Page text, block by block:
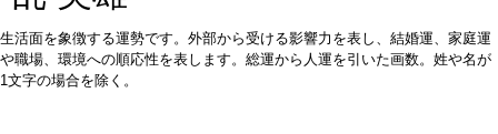
生活面を象徴する運勢です。外部から受ける影響力を表し、結婚運、家庭運
や職場、環境への順応性を表します。総運から人運を引いた画数。姓や名が
1文字の場合を除く。